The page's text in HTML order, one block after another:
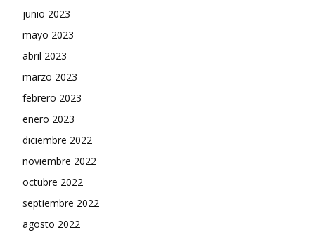
junio 2023
mayo 2023
abril 2023
marzo 2023
febrero 2023
enero 2023
diciembre 2022
noviembre 2022
octubre 2022
septiembre 2022
agosto 2022